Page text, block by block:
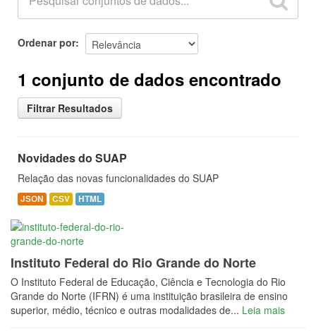
Ordenar por
1 conjunto de dados encontrado
Filtrar Resultados
Novidades do SUAP
Relação das novas funcionalidades do SUAP
JSON CSV HTML
Instituto Federal do Rio Grande do Norte
O Instituto Federal de Educação, Ciência e Tecnologia do Rio
Grande do Norte (IFRN) é uma instituição brasileira de ensino
superior, médio, técnico e outras modalidades de... Leia mais